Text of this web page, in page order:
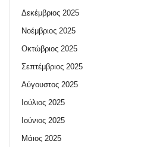
Δεκέμβριος 2025
Νοέμβριος 2025
Οκτώβριος 2025
Σεπτέμβριος 2025
Αύγουστος 2025
Ιούλιος 2025
Ιούνιος 2025
Μάιος 2025